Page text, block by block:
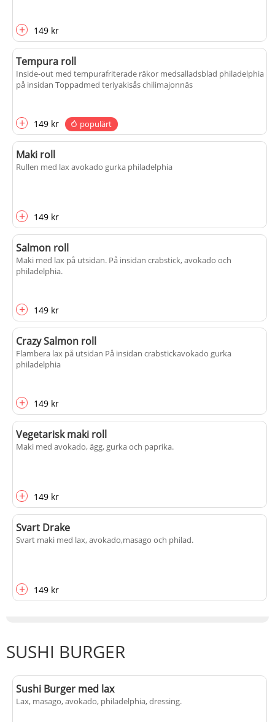
+ 149 kr
Tempura roll
Inside-out med tempurafriterade räkor medsalladsblad philadelphia
på insidan Toppadmed teriyakisås chilimajonnäs
+ 149 kr populärt
Maki roll
Rullen med lax avokado gurka philadelphia
+ 149 kr
Salmon roll
Maki med lax på utsidan. På insidan crabstick, avokado och
philadelphia.
+ 149 kr
Crazy Salmon roll
Flambera lax på utsidan På insidan crabstickavokado gurka
philadelphia
+ 149 kr
Vegetarisk maki roll
Maki med avokado, ägg, gurka och paprika.
+ 149 kr
Svart Drake
Svart maki med lax, avokado,masago och philad.
+ 149 kr
SUSHI BURGER
Sushi Burger med lax
Lax, masago, avokado, philadelphia, dressing.